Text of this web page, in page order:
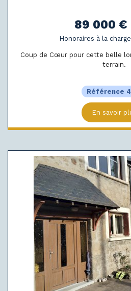
89 000 €
Honoraires à la
Coup de Cœur pour cette belle
terrain.
Référence
En savoir